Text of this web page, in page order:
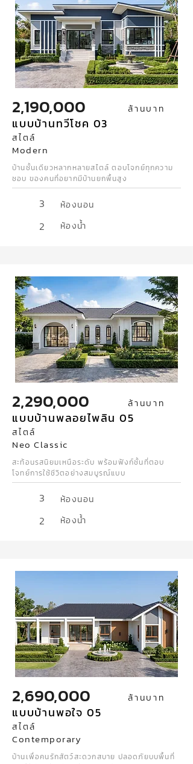
2,190,000 ล้านบาท
แบบบ้านทวีโชค 03
สไตล์
Modern
บ้านชั้นเดียวหลากหลายสไตล์ ตอบโจกย์ทุกความ
ชอบ ของคนที่อยากมีบ้านยกพื้นสูง
3 ห้องนอน
2 ห้องน้ำ
2,290,000 ล้านบาท
แบบบ้านพลอยไพลิน 05
สไตล์
Neo Classic
สะท้อนรสนิยมเหนือระดับ พร้อมฟังก์ชั้นที่ตอบ
โจทย์การใช้ชีวิตอย่างสมบูรณ์แบบ
3 ห้องนอน
2 ห้องน้ำ
2,690,000 ล้านบาท
แบบบ้านพอใจ 05
สไตล์
Contemporary
บ้านเพื่อคนรักสัตว์สะดวกสบาย ปลอดภัยบบพื้นที่